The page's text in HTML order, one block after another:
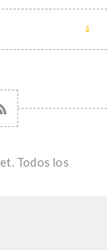
Todos los